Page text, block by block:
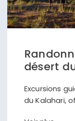
désert
Excursions
du Kalahari,